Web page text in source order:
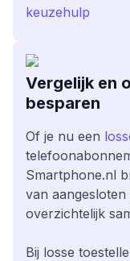
keuzehulp
Vergelijk en
besparen
Of je nu een
Smartphone.nl
van
overzichtelijk
Bij losse